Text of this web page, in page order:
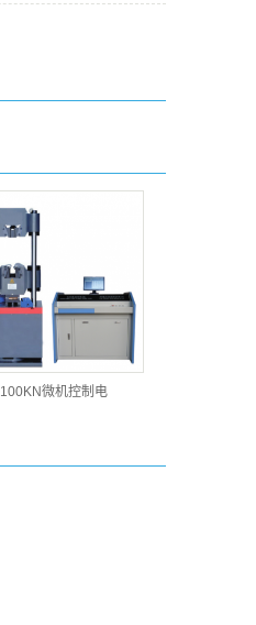
100KN微机控制电